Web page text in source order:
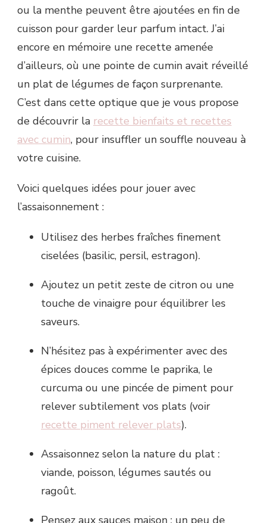
ou la menthe peuvent être ajoutées en fin de
cuisson pour garder leur parfum intact. J’ai
encore en mémoire une recette amenée
d’ailleurs, où une pointe de cumin avait réveillé
un plat de légumes de façon surprenante.
C’est dans cette optique que je vous propose
de découvrir la recette bienfaits et recettes
avec cumin, pour insuffler un souffle nouveau à
votre cuisine.
Voici quelques idées pour jouer avec
l’assaisonnement :
Utilisez des herbes fraîches finement
ciselées (basilic, persil, estragon).
Ajoutez un petit zeste de citron ou une
touche de vinaigre pour équilibrer les
saveurs.
N’hésitez pas à expérimenter avec des
épices douces comme le paprika, le
curcuma ou une pincée de piment pour
relever subtilement vos plats (voir
recette piment relever plats).
Assaisonnez selon la nature du plat :
viande, poisson, légumes sautés ou
ragoût.